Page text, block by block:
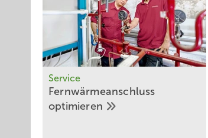
Service
Fernwärmeanschluss
­optimieren